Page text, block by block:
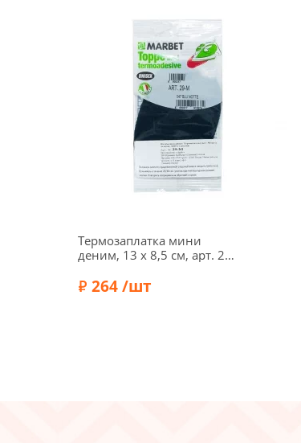
Термозаплатка мини
деним, 13 х 8,5 см, арт. 29-
264 /шт